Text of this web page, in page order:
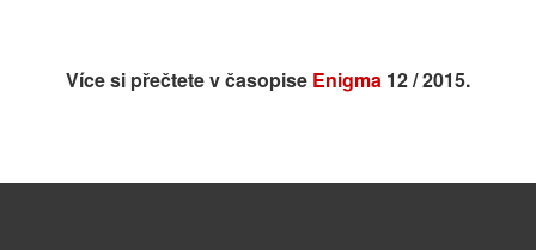
Více si přečtete v časopise Enigma 12 / 2015.